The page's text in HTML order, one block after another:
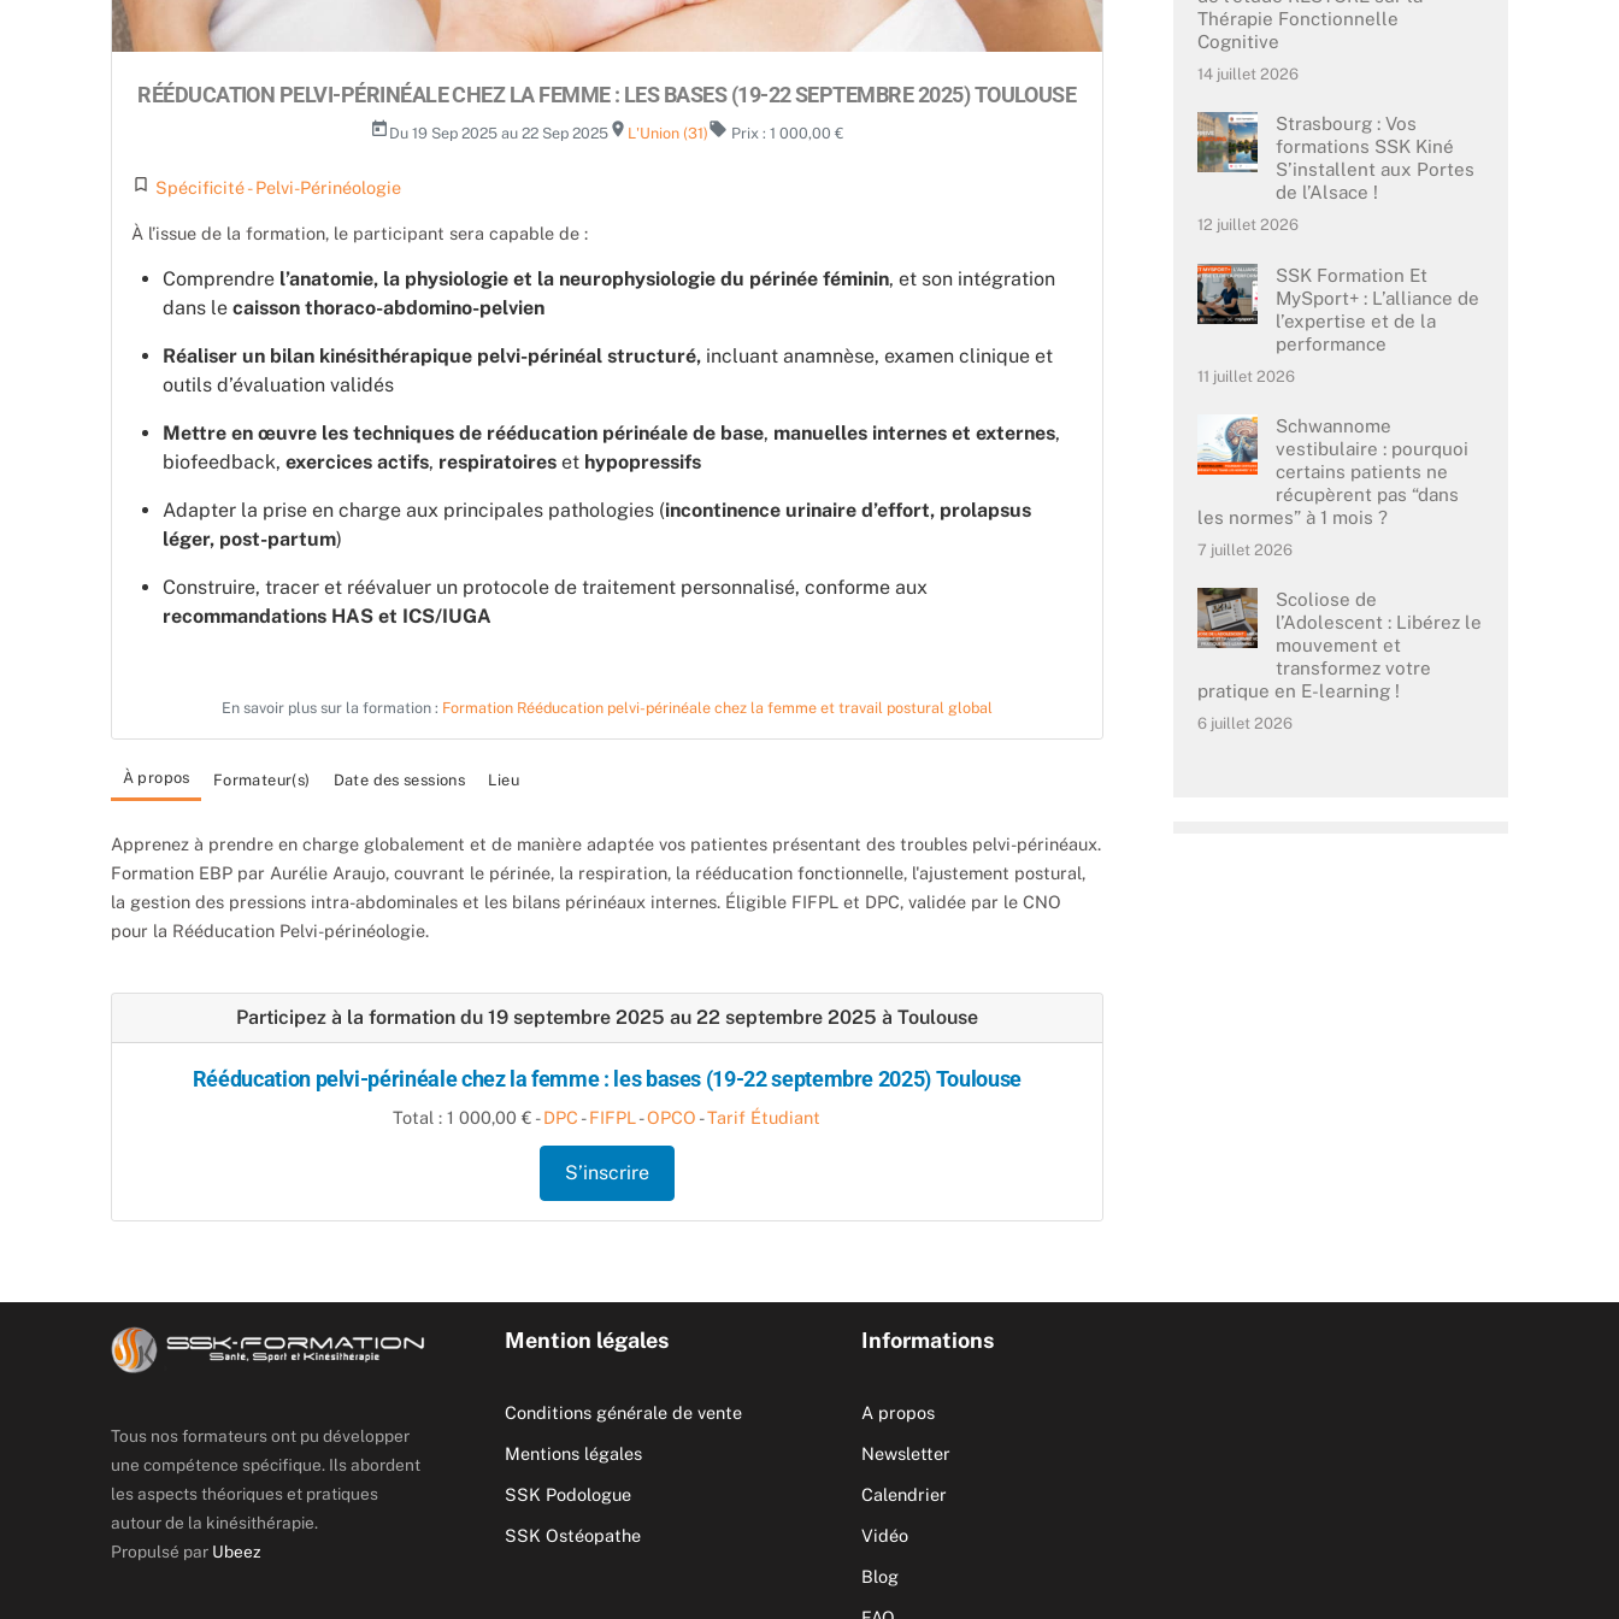
RÉÉDUCATION PELVI-PÉRINÉALE CHEZ LA FEMME : LES BASES (19-22 SEPTEMBRE 2025) TOULOUSE
today Du 19 Sep 2025 au 22 Sep 2025 room L'Union (31)local_offer Prix : 1 000,00 €
turned_in_not Spécificité - Pelvi-Périnéologie
À l’issue de la formation, le participant sera capable de :
Comprendre l’anatomie, la physiologie et la neurophysiologie du périnée féminin, et son intégration
dans le caisson thoraco-abdomino-pelvien
Réaliser un bilan kinésithérapique pelvi-périnéal structuré,incluant anamnèse, examen clinique et
outils d’évaluation validés
Mettre en œuvre les techniques de rééducation périnéale de base, manuelles internes et externes,
biofeedback, exercices actifs, respiratoireset hypopressifs
Adapter la prise en charge aux principales pathologies (incontinence urinaire d’effort, prolapsus
léger, post-partum)
Construire, tracer et réévaluer un protocole de traitement personnalisé, conforme aux
recommandations HAS et ICS/IUGA
En savoir plus sur la formation : Formation Rééducation pelvi-périnéale chez la femme et travail postural global
À propos Formateur(s) Date des sessions Lieu
Apprenez à prendre en charge globalement et de manière adaptée vos patientes présentant des troubles pelvi-périnéaux.
Formation EBP par Aurélie Araujo, couvrant le périnée, la respiration, la rééducation fonctionnelle, l'ajustement postural,
la gestion des pressions intra-abdominales et les bilans périnéaux internes. Éligible FIFPL et DPC, validée par le CNO
pour la Rééducation Pelvi-périnéologie.
Participez à la formation du 19 septembre 2025 au 22 septembre 2025 à Toulouse
Rééducation pelvi-périnéale chez la femme : les bases (19-22 septembre 2025) Toulouse
Total : 1 000,00 € -DPC -FIFPL-OPCO -Tarif Étudiant
S’inscrire
Thérapie Fonctionnelle
Cognitive
14 juillet 2026
Strasbourg : Vos
formations SSK Kiné
S’installent aux Portes
de l’Alsace !
12 juillet 2026
SSK Formation Et
MySport+ : L’alliance de
l’expertise et de la
performance
11 juillet 2026
Schwannome
vestibulaire : pourquoi
certains patients ne
récupèrent pas “dans
les normes” à 1 mois ?
7 juillet 2026
Scoliose de
l’Adolescent : Libérez le
mouvement et
transformez votre
pratique en E-learning !
6 juillet 2026
Tous nos formateurs ont pu développer
une compétence spécifique. Ils abordent
les aspects théoriques et pratiques
autour de la kinésithérapie.
Propulsé par Ubeez
Mention légales
Conditions générale de vente
Mentions légales
SSK Podologue
SSK Ostéopathe
Informations
A propos
Newsletter
Calendrier
Vidéo
Blog